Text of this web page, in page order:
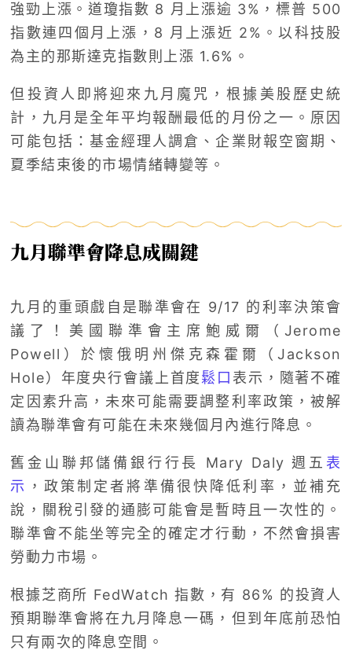
強勁上漲。道瓊指數 8 月上漲逾 3%，標普 500
指數連四個月上漲，8 月上漲近 2%。以科技股
為主的那斯達克指數則上漲 1.6%。
但投資人即將迎來九月魔咒，根據美股歷史統
計，九月是全年平均報酬最低的月份之一。原因
可能包括：基金經理人調倉、企業財報空窗期、
夏季結束後的市場情緒轉變等。
九月聯準會降息成關鍵
九月的重頭戲自是聯準會在 9/17 的利率決策會
議了！美國聯準會主席鮑威爾（Jerome
Powell）於懷俄明州傑克森霍爾（Jackson
Hole）年度央行會議上首度鬆口 表示，隨著不確
定因素升高，未來可能需要調整利率政策，被解
讀為聯準會有可能在未來幾個月內進行降息。
舊金山聯邦儲備銀行行長 Mary Daly 週五 表
示 ，政策制定者將準備很快降低利率，並補充
說，關稅引發的通膨可能會是暫時且一次性的。
聯準會不能坐等完全的確定才行動，不然會損害
勞動力市場。
根據芝商所 FedWatch 指數，有 86% 的投資人
預期聯準會將在九月降息一碼，但到年底前恐怕
只有兩次的降息空間。